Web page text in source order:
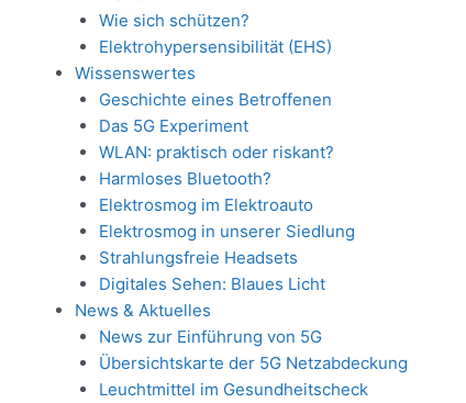
Wie sich schützen?
Elektrohypersensibilität (EHS)
Wissenswertes
Geschichte eines Betroffenen
Das 5G Experiment
WLAN: praktisch oder riskant?
Harmloses Bluetooth?
Elektrosmog im Elektroauto
Elektrosmog in unserer Siedlung
Strahlungsfreie Headsets
Digitales Sehen: Blaues Licht
News & Aktuelles
News zur Einführung von 5G
Übersichtskarte der 5G Netzabdeckung
Leuchtmittel im Gesundheitscheck